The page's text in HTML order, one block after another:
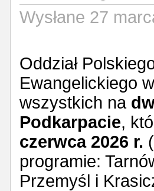
Wysłane 27
Oddział
Ewangelickiego
wszystkich na
Podkarpacie,
czerwca 2026 r.
programie:
Przemyśl i